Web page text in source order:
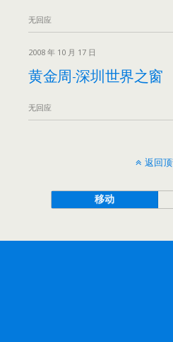
无回应
2008 年 10 月 17 日
黄金周-深圳世界之窗
无回应
返回
移动